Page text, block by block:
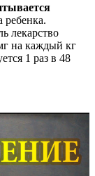
ребенка.
лекарство
на каждый кг
1 раз в 48